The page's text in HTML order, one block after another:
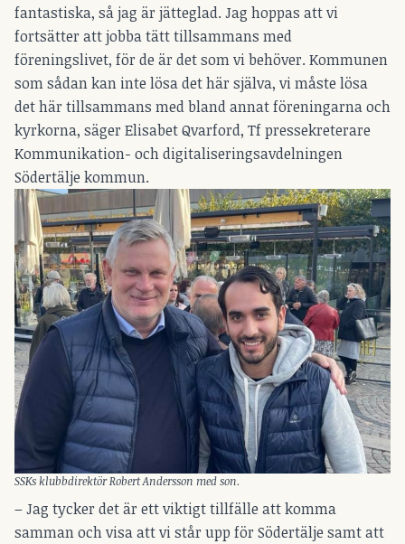
fantastiska, så jag är jätteglad. Jag hoppas att vi
fortsätter att jobba tätt tillsammans med
föreningslivet, för de är det som vi behöver. Kommunen
som sådan kan inte lösa det här själva, vi måste lösa
det här tillsammans med bland annat föreningarna och
kyrkorna, säger Elisabet Qvarford, Tf pressekreterare
Kommunikation- och digitaliseringsavdelningen
Södertälje kommun.
SSKs klubbdirektör Robert Andersson med son.
– Jag tycker det är ett viktigt tillfälle att komma
samman och visa att vi står upp för Södertälje samt att